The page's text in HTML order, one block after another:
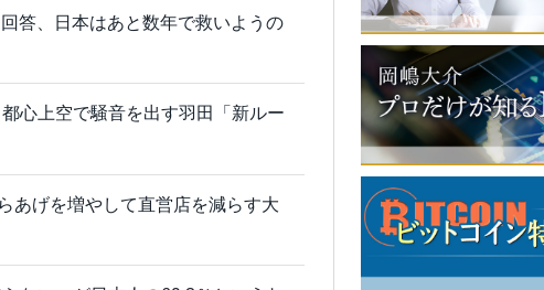
答、日本はあと数年で救いようの
心上空で騒音を出す羽田「新ルー
あげを増やして直営店を減らす大